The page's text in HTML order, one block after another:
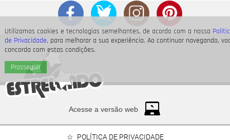
Utilizamos cookies e tecnologias semelhantes, de acordo com a nossa
de Privacidade, para melhorar a sua experiência. Ao continuar navegando,
concorda com estas condições.
Prosseguir
Acesse a versão web
POLÍTICA DE PRIVACIDADE